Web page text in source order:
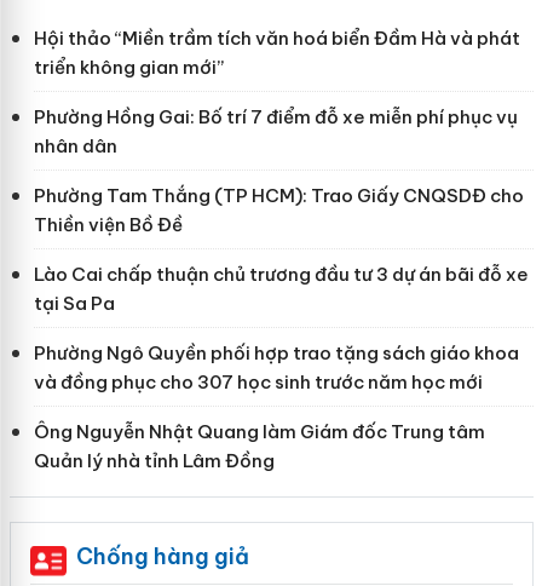
Hội thảo “Miền trầm tích văn hoá biển Đầm Hà và phát
triển không gian mới”
Phường Hồng Gai: Bố trí 7 điểm đỗ xe miễn phí phục vụ
nhân dân
Phường Tam Thắng (TP HCM): Trao Giấy CNQSDĐ cho
Thiền viện Bồ Đề
Lào Cai chấp thuận chủ trương đầu tư 3 dự án bãi đỗ xe
tại Sa Pa
Phường Ngô Quyền phối hợp trao tặng sách giáo khoa
và đồng phục cho 307 học sinh trước năm học mới
Ông Nguyễn Nhật Quang làm Giám đốc Trung tâm
Quản lý nhà tỉnh Lâm Đồng
Chống hàng giả